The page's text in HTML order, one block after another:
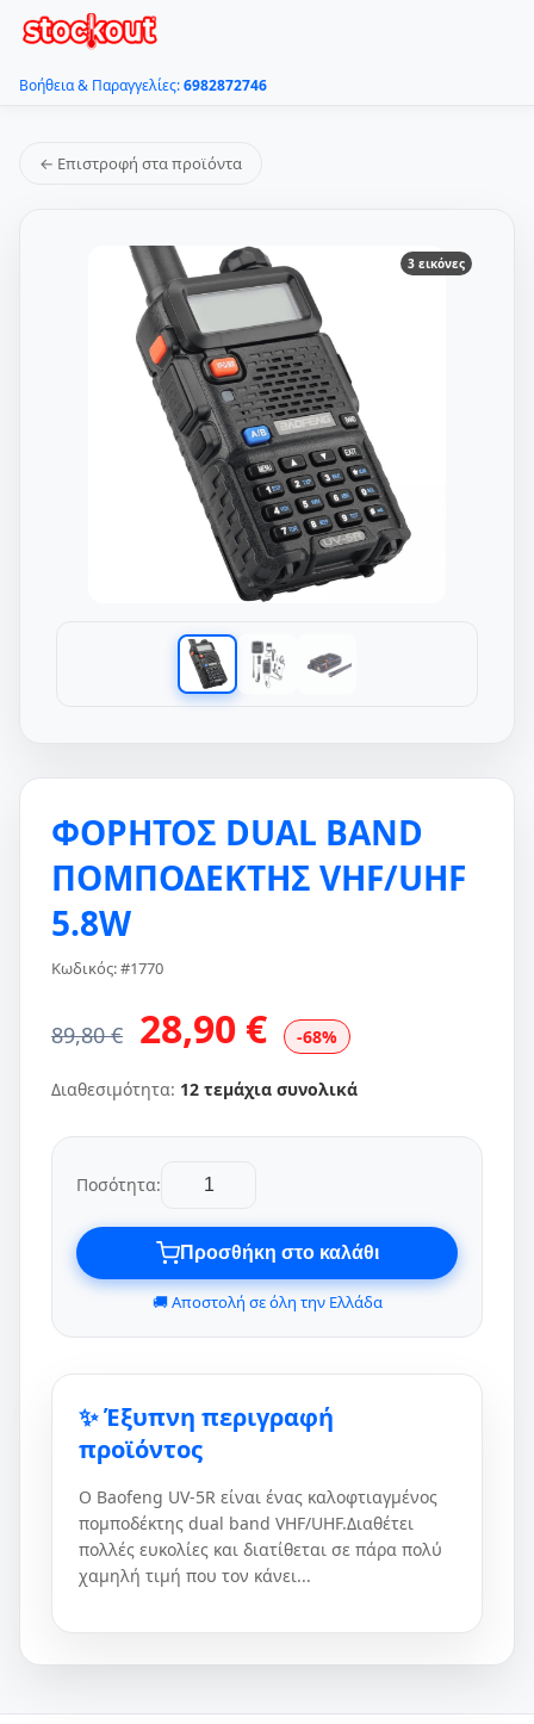
Βοήθεια & Παραγγελίες:6982872746
← Επιστροφή στα προϊόντα
3 εικόνες
ΦΟΡΗΤΟΣ DUAL BAND
ΠΟΜΠΟΔΕΚΤΗΣ VHF/UHF
5.8W
Κωδικός: #1770
89,80 € 28,90 € -68%
Διαθεσιμότητα: 12 τεμάχια συνολικά
Ποσότητα:
Προσθήκη στο καλάθι
🚚 Αποστολή σε όλη την Ελλάδα
✨ Έξυπνη περιγραφή
προϊόντος
Ο Baofeng UV-5R είναι ένας καλοφτιαγμένος
πομποδέκτης dual band VHF/UHF.Διαθέτει
πολλές ευκολίες και διατίθεται σε πάρα πολύ
χαμηλή τιμή που τον κάνει...